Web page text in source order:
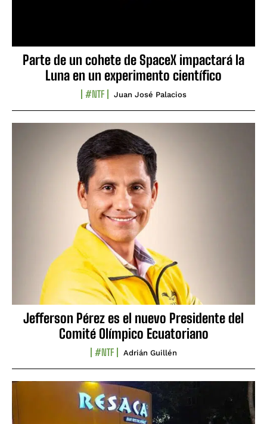
Parte de un cohete de SpaceX impactará la
Luna en un experimento científico
#NTF Juan José Palacios
Jefferson Pérez es el nuevo Presidente del
Comité Olímpico Ecuatoriano
#NTF Adrián Guillén